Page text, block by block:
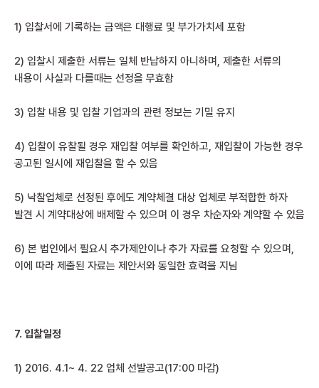
1) 입찰서에 기록하는 금액은 대행료 및 부가가치세 포함
2) 입찰시 제출한 서류는 일체 반납하지 아니하며, 제출한 서류의
내용이 사실과 다를때는 선정을 무효함
3) 입찰 내용 및 입찰 기업과의 관련 정보는 기밀 유지
4) 입찰이 유찰될 경우 재입찰 여부를 확인하고, 재입찰이 가능한 경우
공고된 일시에 재입찰을 할 수 있음
5) 낙찰업체로 선정된 후에도 계약체결 대상 업체로 부적합한 하자
발견 시 계약대상에 배제할 수 있으며 이 경우 차순자와 계약할 수 있음
6) 본 법인에서 필요시 추가제안이나 추가 자료를 요청할 수 있으며,
이에 따라 제출된 자료는 제안서와 동일한 효력을 지님
7. 입찰일정
1) 2016. 4.1~ 4. 22 업체 선발공고(17:00 마감)